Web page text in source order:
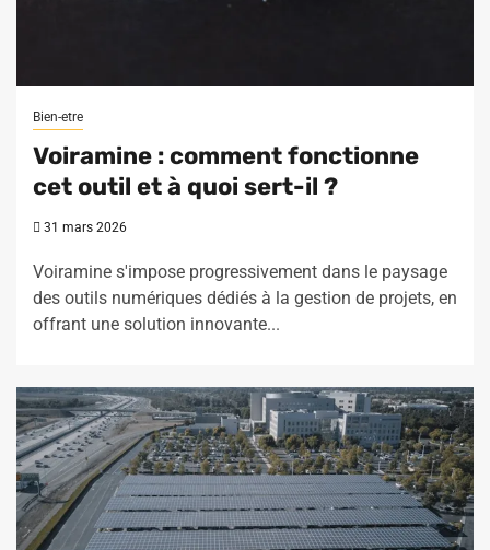
Bien-etre
Voiramine : comment fonctionne
cet outil et à quoi sert-il ?
31 mars 2026
Voiramine s'impose progressivement dans le paysage
des outils numériques dédiés à la gestion de projets, en
offrant une solution innovante...